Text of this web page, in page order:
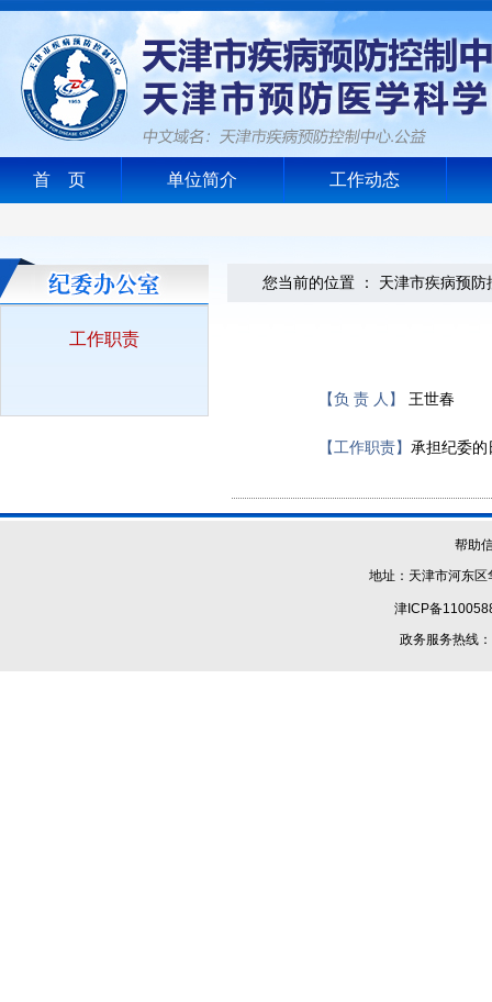
首 页 单位简介 工作动态
工作职责
您当前的位置 ： 天津市疾病预防
【负 责 人】 王世春
【工作职责】 承担纪委的
帮助
地址：天津市河
津ICP备
政务服务热线